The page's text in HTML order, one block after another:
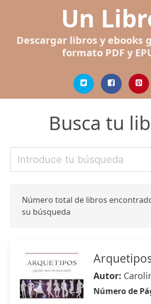
Un
Descargar libros y ebooks
formato PDF y
Busca tu
Número total de libros
su búsqueda
Autor:
Número de